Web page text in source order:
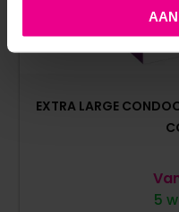
EXTRA LARGE
5